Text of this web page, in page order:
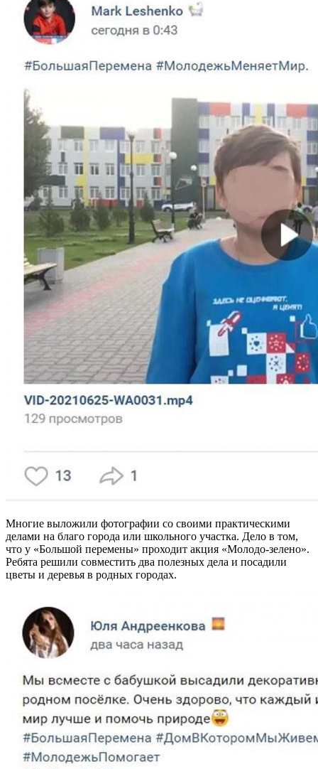
Многие выложили фотографии со своими практическими
делами на благо города или школьного участка. Дело в том,
что у «Большой перемены» проходит акция «Молодо-зелено».
Ребята решили совместить два полезных дела и посадили
цветы и деревья в родных городах.